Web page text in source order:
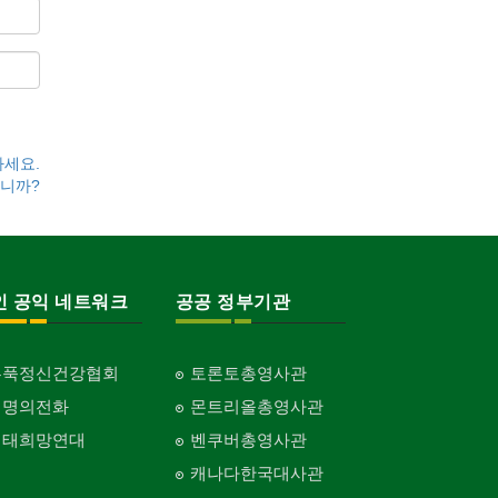
요.
까?
공익 네트워크
정신건강협회
의전화
희망연대
공공 정부기관
토론토총영사관
몬트리올총영사관
벤쿠버총영사관
캐나다한국대사관